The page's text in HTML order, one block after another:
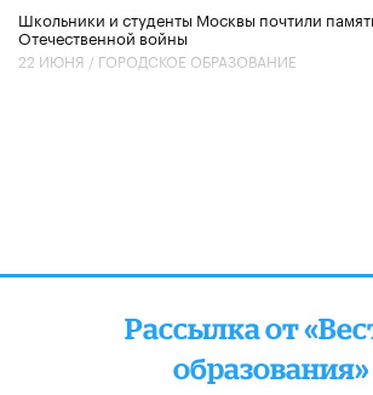
Школьники и студенты Москвы почтили
Отечественной войны
22 ИЮНЯ / ГОРОДСКОЕ ОБРАЗОВАНИЕ
Рассылка от
образования»